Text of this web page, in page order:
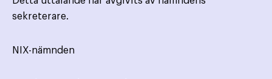
sekreterare.
NIX-nämnden